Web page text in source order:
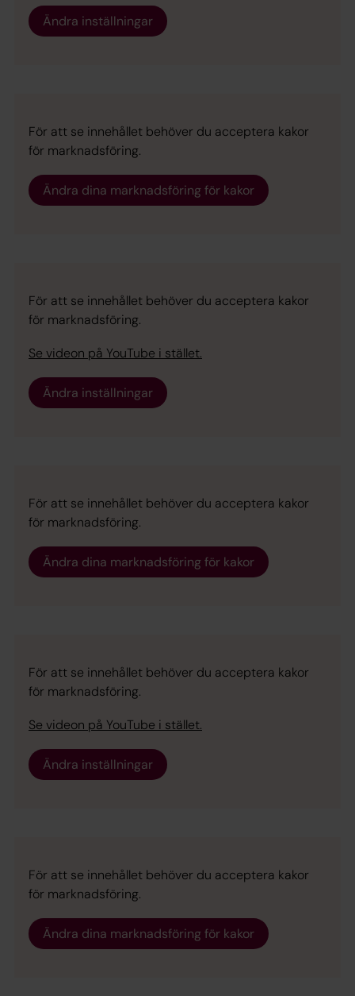
Ändra inställningar
För att se innehållet behöver du acceptera kakor
för marknadsföring.
Ändra dina marknadsföring för kakor
För att se innehållet behöver du acceptera kakor
för marknadsföring.
Se videon på YouTube i stället.
Ändra inställningar
För att se innehållet behöver du acceptera kakor
för marknadsföring.
Ändra dina marknadsföring för kakor
För att se innehållet behöver du acceptera kakor
för marknadsföring.
Se videon på YouTube i stället.
Ändra inställningar
För att se innehållet behöver du acceptera kakor
för marknadsföring.
Ändra dina marknadsföring för kakor